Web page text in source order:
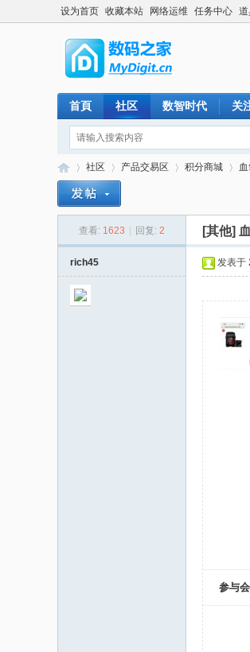
设为首页 收藏本站 网络运维 任务中心
首頁 社区 数智时代 关
社区
›
产品交易区 积分商城
›
查看: 1623 回复: 2 [其他]
rich45 发表于
参与